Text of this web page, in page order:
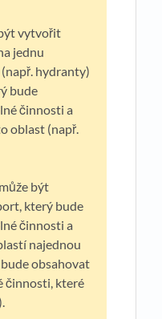
vytvořit
jednu
hydranty)
bude
činnosti a
oblast (např.
být
který bude
činnosti a
najednou
obsahovat
činnosti, které